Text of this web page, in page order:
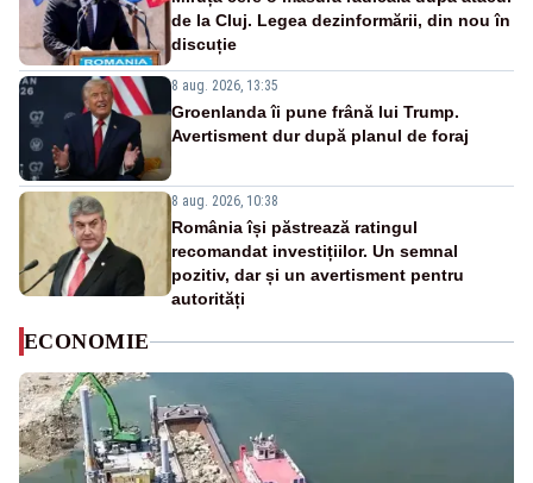
de la Cluj. Legea dezinformării, din nou în
discuție
8 aug. 2026, 13:35
Groenlanda îi pune frână lui Trump.
Avertisment dur după planul de foraj
8 aug. 2026, 10:38
România își păstrează ratingul
recomandat investițiilor. Un semnal
pozitiv, dar și un avertisment pentru
autorități
ECONOMIE